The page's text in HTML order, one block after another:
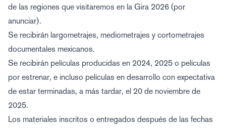
de las regiones que visitaremos en la Gira 2026 (por
anunciar).
Se recibirán largometrajes, mediometrajes y cortometrajes
documentales mexicanos.
Se recibirán películas producidas en 2024, 2025 o películas
por estrenar, e incluso películas en desarrollo con expectativa
de estar terminadas, a más tardar, el 20 de noviembre de
2025.
Los materiales inscritos o entregados después de las fechas